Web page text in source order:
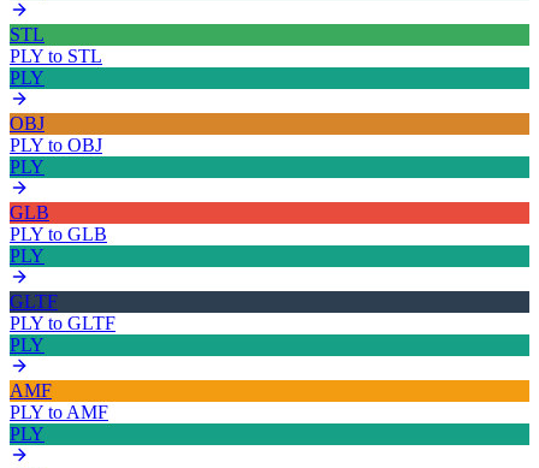
STL
PLY to STL
PLY
OBJ
PLY to OBJ
PLY
GLB
PLY to GLB
PLY
GLTF
PLY to GLTF
PLY
AMF
PLY to AMF
PLY